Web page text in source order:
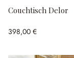
Couchtisch Delor
398,00 €